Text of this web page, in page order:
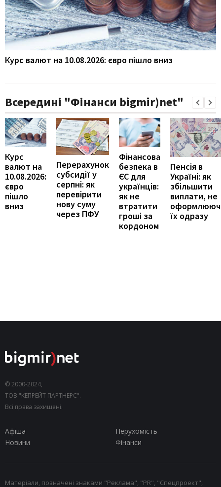
Курс валют на 10.08.2026: євро пішло вниз
Всередині "Фінанси bigmir)net"
Курс
валют на
10.08.2026:
євро
пішло
вниз
Перерахунок
субсидії у
серпні: як
перевірити
нову суму
через ПФУ
Фінансова
безпека в
ЄС для
українців:
як не
втратити
гроші за
кордоном
Пенсія в
Україні: як
збільшити
виплати, не
їх одразу
© 2000-2024,
ТОВ "КЕПРЕЙТ ПАРТНЕРС".
Всі права захищені.
Афіша
Нерухомість
Новини
Фінанси
Матеріали, позначені знаками "Реклама", "PR", "Спецпроект",